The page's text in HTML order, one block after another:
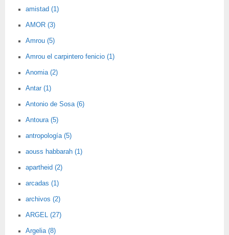
amistad (1)
AMOR (3)
Amrou (5)
Amrou el carpintero fenicio (1)
Anomia (2)
Antar (1)
Antonio de Sosa (6)
Antoura (5)
antropología (5)
aouss habbarah (1)
apartheid (2)
arcadas (1)
archivos (2)
ARGEL (27)
Argelia (8)